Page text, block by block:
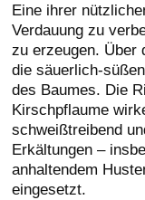
Eine ihrer
Verdauung zu
zu erzeugen. Über
die säuerlich-
des Baumes. Die
Kirschpflaume
schweißtreibend
Erkältungen –
anhaltendem
eingesetzt.